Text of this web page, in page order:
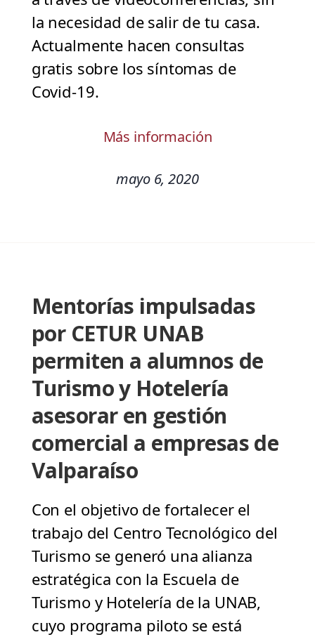
la necesidad de salir de tu casa.
Actualmente hacen consultas
gratis sobre los síntomas de
Covid-19.
Más información
mayo 6, 2020
Mentorías impulsadas
por CETUR UNAB
permiten a alumnos de
Turismo y Hotelería
asesorar en gestión
comercial a empresas de
Valparaíso
Con el objetivo de fortalecer el
trabajo del Centro Tecnológico del
Turismo se generó una alianza
estratégica con la Escuela de
Turismo y Hotelería de la UNAB,
cuyo programa piloto se está